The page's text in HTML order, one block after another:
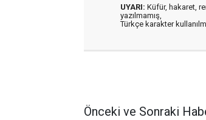
UYARI: Küfür, hakaret,
yazılmamış,
Türkçe karakter
Önceki ve Sonraki